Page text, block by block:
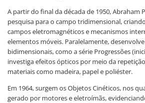
A partir do final da década de 1950, Abraham
pesquisa para o campo tridimensional,
campos eletromagnéticos e mecanismos
elementos móveis. Paralelamente,
bidimensionais, como a série Progressões
investiga efeitos ópticos por meio da
materiais como madeira, papel e poliéster.
Em 1964, surgem os Objetos Cinéticos, nos
gerado por motores e eletroímãs,